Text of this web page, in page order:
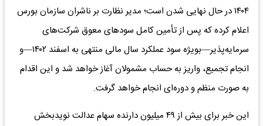
۱۴۰۴ در حال نهایی شدن است؛ مدیر نظارت بر ناشران سازمان بورس
اعلام کرده که پس از تأمین کامل سودهای معوق شرکت‌های
سرمایه‌پذیر—بویژه سود عملکرد سال مالی منتهی به اسفند ۱۴۰۲—و
انجام تجمیع، واریز به حساب مشمولان آغاز خواهد شد و این اقدام
به صورت منظم و دوره‌ای انجام خواهد گرفت.
این خبر برای بیش از ۴۹ میلیون دارنده سهام عدالت نویدبخش